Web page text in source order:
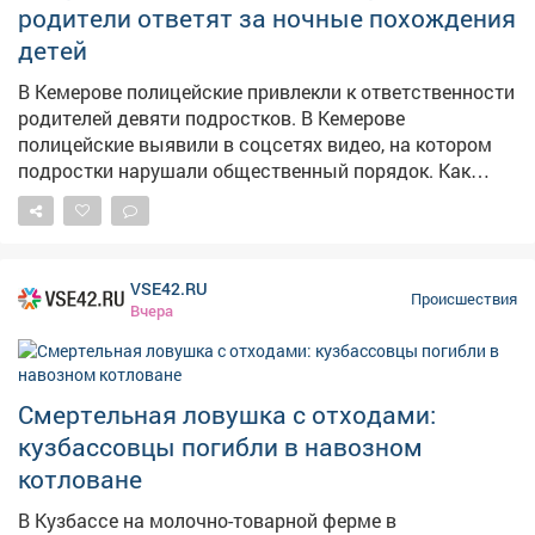
Росгвардии задержал парня и передал полиции для
дальнейшего разбирательства. Молодому человеку
грозит административная или уголовная
ответственность за покушение на кражу.
родители ответят за ночные похождения
детей
В Кемерове полицейские привлекли к ответственности
родителей девяти подростков. В Кемерове
полицейские выявили в соцсетях видео, на котором
подростки нарушали общественный порядок. Как
сообщает полиция Кузбасса, на записи были
запечатлены несовершеннолетние, выражавшиеся
учащихся трех школ Ленинского районав возрасте от
12 до 14 лет – сообщает ГУ МВД по Кузбассу. В ходе
рейда инспекторы ГИБДД отстранили 13-летнего
водителя от управления. Мототехника принадлежала
его 37-летнему отцу, работающему водителем
автобуса. На мужчину составили протокол за
передачу управления лицу, не имеющему прав и
назначили штраф – 30 тысяч рублей, питбайк
помещён на спецстоянку. Отмечается, что за
VSE42.RU
Вчера
Происшествия
Смертельная ловушка с отходами:
кузбассовцы погибли в навозном
котловане
В Кузбассе на молочно-товарной ферме в